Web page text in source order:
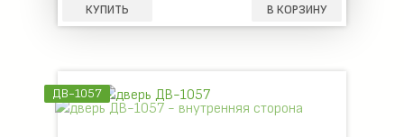
КУПИТЬ В КОРЗИНУ
ДВ-1057